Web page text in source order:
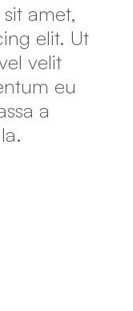
amet,
elit. Ut
velit
eu
a